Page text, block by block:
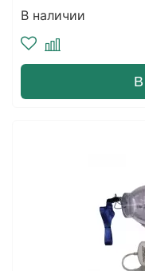
В наличии
В